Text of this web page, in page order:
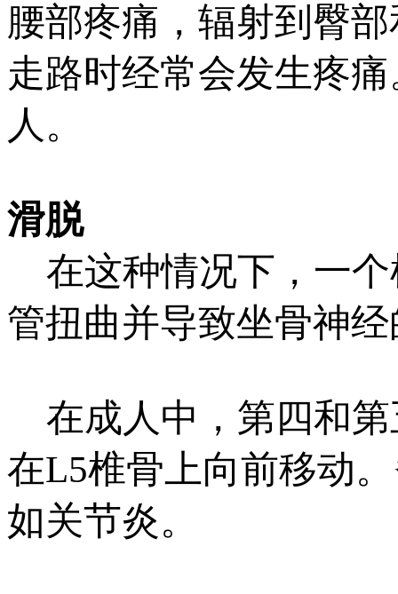
腰部疼痛，辐射到臀
走路时经常会发生疼
人。
滑脱
在这种情况下，一个
管扭曲并导致坐骨神
在成人中，第四和第
在L5椎骨上向前移动
如关节炎。